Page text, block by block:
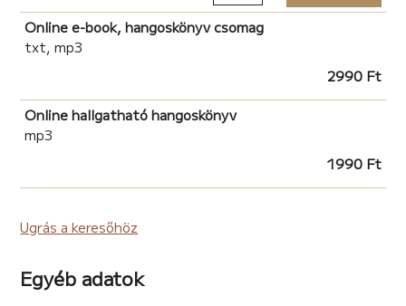
Online e-book, hangoskönyv csomag
txt, mp3
2990 Ft
Online hallgatható hangoskönyv
mp3
1990 Ft
Ugrás a keresőhöz
Egyéb adatok